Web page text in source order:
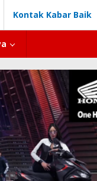
Kontak Kabar Baik